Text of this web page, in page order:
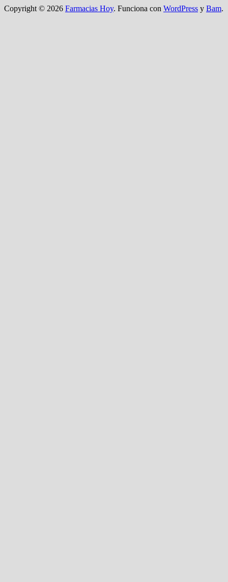
Copyright © 2026 Farmacias Hoy. Funciona con WordPress y Bam.